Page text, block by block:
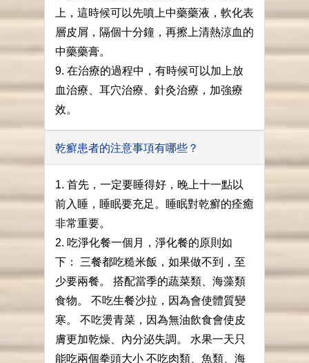
上，這時候可以先噴上中藥藥液，軟化表
層皮屑，隔個十分鐘，再擦上清熱涼血的
中藥藥膏。
9. 在治療的過程中，有時候可以加上放
血治療、耳穴治療、針灸治療，加強療
效。
乾癬患者的注意事項有哪些？
1. 首先，一定要睡得好，晚上十一點以
前入睡，睡眠要充足。睡眠對乾癬的痊癒
非常重要。
2. 吃淨化餐一個月，淨化餐的原則如
下： 三餐都吃糙米飯，如果做不到，至
少要兩餐。 搭配當季的蔬菜類、海藻類
食物。 不吃生餐沙拉，因為會使體質變
寒。 不吃燙青菜，因為無油飲食會使皮
膚更加乾燥、內分泌失調。 水果一天只
能吃兩個拳頭大小 不吃肉類、魚類、海